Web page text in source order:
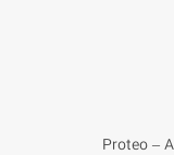
Proteo –